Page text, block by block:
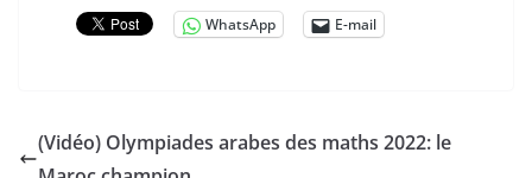
WhatsApp
E-mail
(Vidéo) Olympiades arabes des maths 2022: le